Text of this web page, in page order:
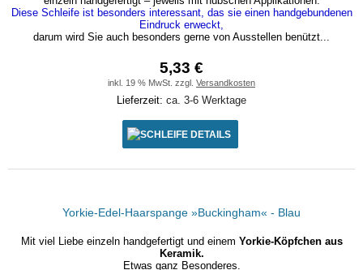
Diese Schleife ist besonders interessant, das sie einen handgebundenen
Eindruck erweckt,
darum wird Sie auch besonders gerne von Ausstellen benützt...
5,33 €
inkl. 19 % MwSt. zzgl. Versandkosten
Lieferzeit: ca. 3-6 Werktage
DETAILS
Yorkie-Edel-Haarspange »Buckingham« - Blau
Mit viel Liebe einzeln handgefertigt und einem Yorkie-Köpfchen aus
Keramik.
Etwas ganz Besonderes.